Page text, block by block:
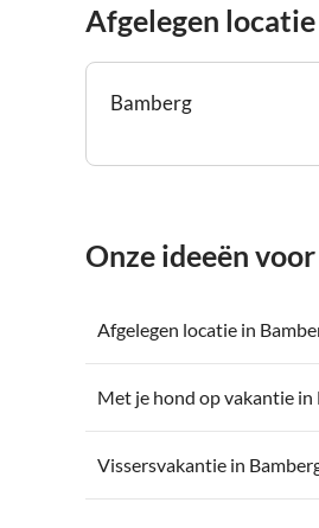
Afgelegen
Bamberg
Onze ideeën